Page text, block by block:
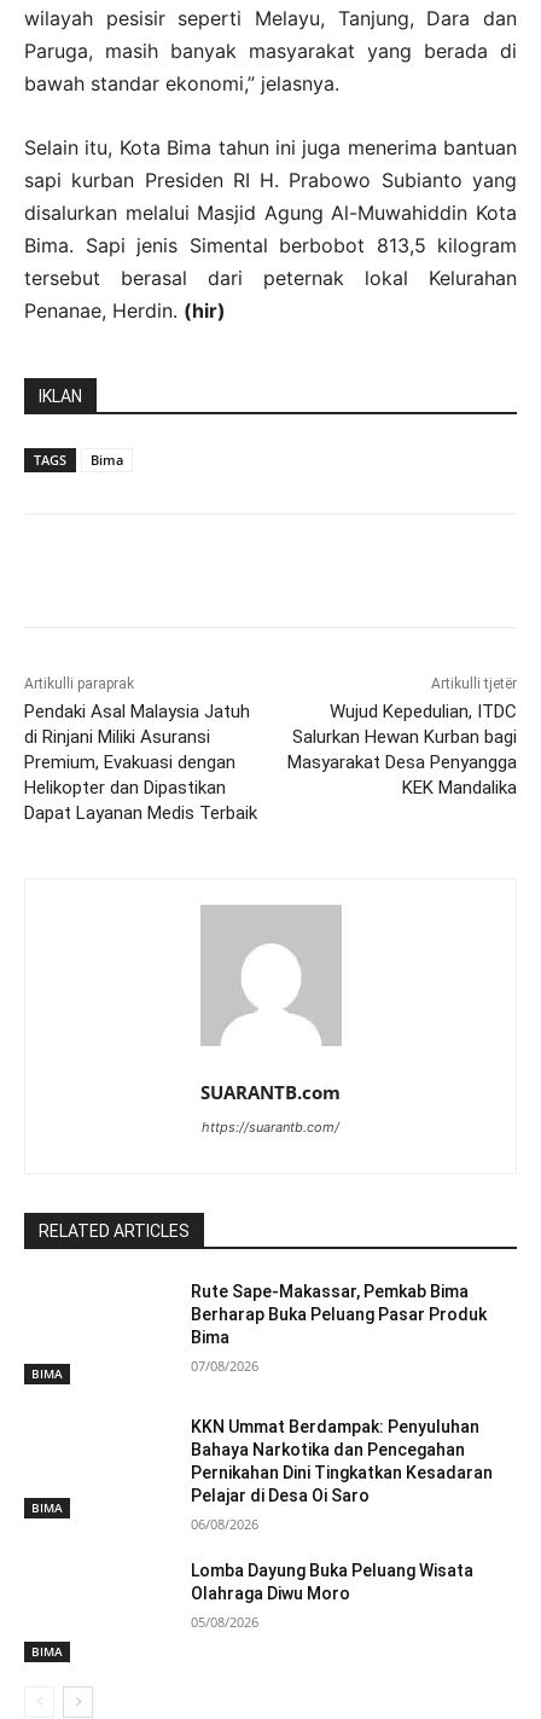
wilayah pesisir seperti Melayu, Tanjung, Dara dan
Paruga, masih banyak masyarakat yang berada di
bawah standar ekonomi,” jelasnya.
Selain itu, Kota Bima tahun ini juga menerima bantuan
sapi kurban Presiden RI H. Prabowo Subianto yang
disalurkan melalui Masjid Agung Al-Muwahiddin Kota
Bima. Sapi jenis Simental berbobot 813,5 kilogram
tersebut berasal dari peternak lokal Kelurahan
Penanae, Herdin. (hir)
IKLAN
TAGS Bima
Artikulli paraprak
Pendaki Asal Malaysia Jatuh
di Rinjani Miliki Asuransi
Premium, Evakuasi dengan
Helikopter dan Dipastikan
Dapat Layanan Medis Terbaik
Artikulli tjetër
Wujud Kepedulian, ITDC
Salurkan Hewan Kurban bagi
Masyarakat Desa Penyangga
KEK Mandalika
SUARANTB.com
https://suarantb.com/
RELATED ARTICLES
BIMA
Rute Sape-Makassar, Pemkab Bima
Berharap Buka Peluang Pasar Produk
Bima
07/08/2026
BIMA
KKN Ummat Berdampak: Penyuluhan
Bahaya Narkotika dan Pencegahan
Pernikahan Dini Tingkatkan Kesadaran
Pelajar di Desa Oi Saro
06/08/2026
BIMA
Lomba Dayung Buka Peluang Wisata
Olahraga Diwu Moro
05/08/2026